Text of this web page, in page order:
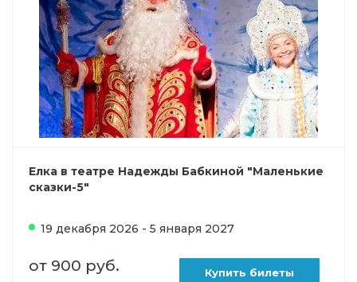
Елка в театре Надежды Бабкиной "Маленькие
сказки-5"
19 декабря 2026 - 5 января 2027
от 900 руб. Купить билеты